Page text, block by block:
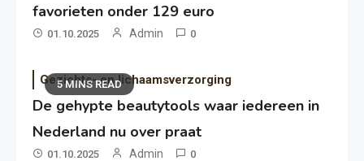
favorieten onder 129 euro
01.10.2025 Admin 0
5 MINS READ
Gezichts- en lichaamsverzorging
De gehypte beautytools waar iedereen in
Nederland nu over praat
01.10.2025 Admin 0